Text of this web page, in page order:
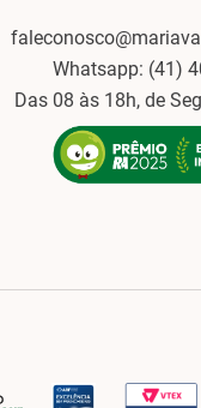
Whatsapp: (41)
Das 08 às 18h, de